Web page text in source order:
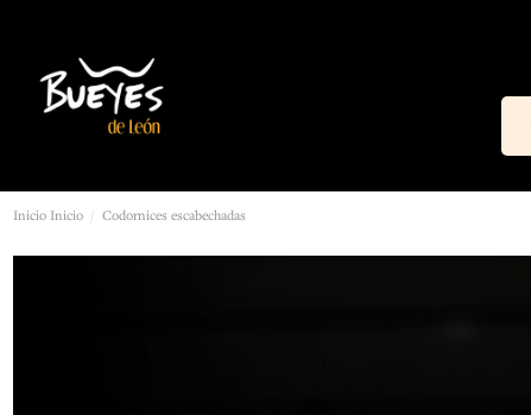
Inicio Inicio Codornices escabechadas